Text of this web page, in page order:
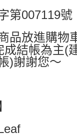
第007119號
品放進購物
成結帳為主(
)謝謝您～